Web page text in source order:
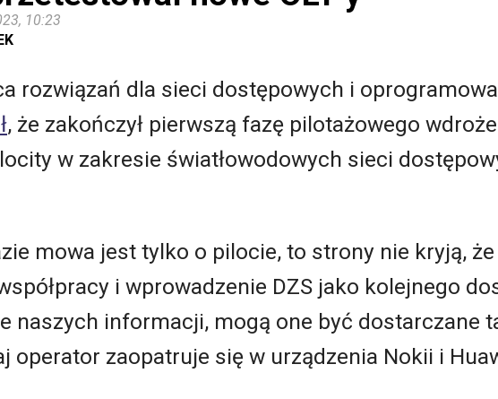
10:23
rozwiązań dla sieci dostępowych i
, że zakończył pierwszą fazę pilotażowego
w zakresie światłowodowych sieci
mowa jest tylko o pilocie, to strony nie kryją,
i wprowadzenie DZS jako kolejnego
naszych informacji, mogą one być dostarczane
operator zaopatruje się w urządzenia Nokii i